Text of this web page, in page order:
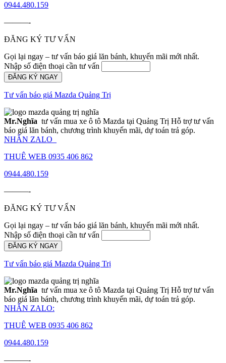
0944.480.159
———-
ĐĂNG KÝ TƯ VẤN
Gọi lại ngay – tư vấn báo giá lăn bánh, khuyến mãi mới nhất.
Nhập số điện thoại cần tư vấn
ĐĂNG KÝ NGAY
Tư vấn báo giá Mazda Quảng Trị
Mr.Nghĩa tư vấn mua xe ô tô Mazda tại Quảng Trị Hỗ trợ tư vấn
báo giá lăn bánh, chương trình khuyến mãi, dự toán trả góp.
NHẮN ZALO_
THUÊ WEB 0935 406 862
0944.480.159
———-
ĐĂNG KÝ TƯ VẤN
Gọi lại ngay – tư vấn báo giá lăn bánh, khuyến mãi mới nhất.
Nhập số điện thoại cần tư vấn
ĐĂNG KÝ NGAY
Tư vấn báo giá Mazda Quảng Trị
Mr.Nghĩa tư vấn mua xe ô tô Mazda tại Quảng Trị Hỗ trợ tư vấn
báo giá lăn bánh, chương trình khuyến mãi, dự toán trả góp.
NHẮN ZALO:
THUÊ WEB 0935 406 862
0944.480.159
———-